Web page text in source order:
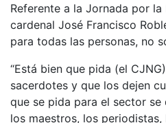
Referente a la Jornada por la
cardenal José Francisco
para todas las personas, no
“Está bien que pida (el
sacerdotes y que los dejen
que se pida para el sector
los maestros, los